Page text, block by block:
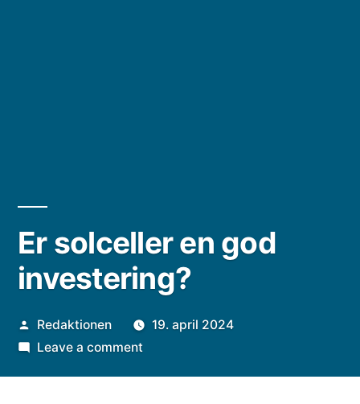
Er solceller en god
investering?
Posted
by
Redaktionen
19. april 2024
Leave a commenton